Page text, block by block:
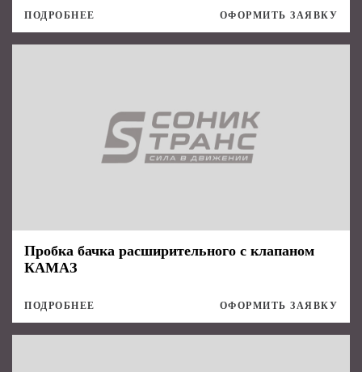
ПОДРОБНЕЕ ОФОРМИТЬ ЗАЯВКУ
Пробка бачка расширительного с клапаном
КАМАЗ
ПОДРОБНЕЕ ОФОРМИТЬ ЗАЯВКУ